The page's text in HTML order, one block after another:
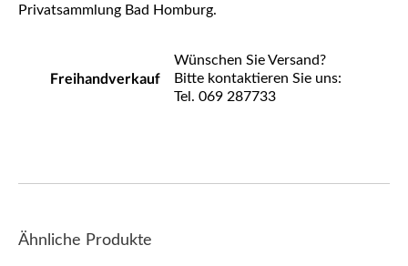
Privatsammlung Bad Homburg.
Freihandverkauf
Wünschen Sie Versand?
Bitte kontaktieren Sie uns:
Tel. 069 287733
Ähnliche Produkte